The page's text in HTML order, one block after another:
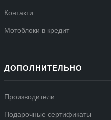
Контакти
Мотоблоки в кредит
ДОПОЛНИТЕЛЬНО
Производители
Подарочные сертификаты